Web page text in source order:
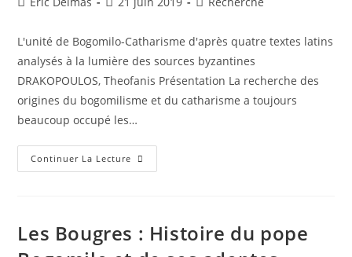
la
publication :
L'unité de Bogomilo-Catharisme d'après quatre textes latins
analysés à la lumière des sources byzantines
DRAKOPOULOS, Theofanis Présentation La recherche des
origines du bogomilisme et du catharisme a toujours
beaucoup occupé les…
Continuer La Lecture L’unité
Du
Les Bougres : Histoire du pope